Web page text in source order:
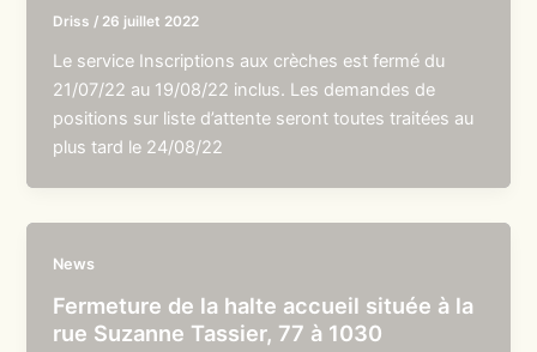
Driss / 26 juillet 2022
Le service Inscriptions aux crèches est fermé du
21/07/22 au 19/08/22 inclus. Les demandes de
positions sur liste d’attente seront toutes traitées au
plus tard le 24/08/22
News
Fermeture de la halte accueil située à la
rue Suzanne Tassier, 77 à 1030